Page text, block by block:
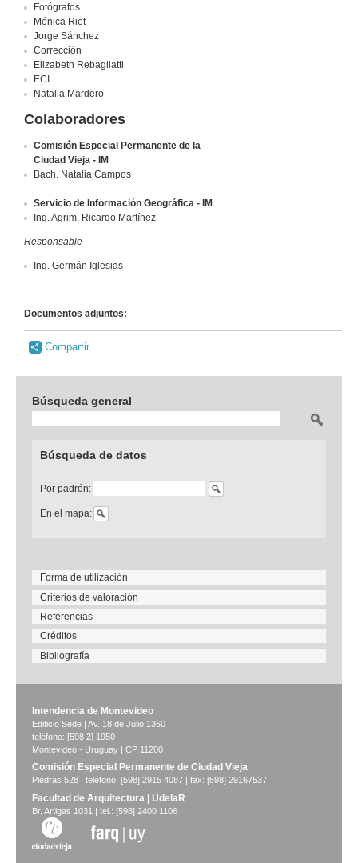
Fotógrafos
Mónica Riet
Jorge Sánchez
Corrección
Elizabeth Rebagliatti
ECI
Natalia Mardero
Colaboradores
Comisión Especial Permanente de la
Ciudad Vieja - IM
Bach. Natalia Campos
Servicio de Información Geográfica - IM
Ing. Agrim. Ricardo Martínez
Responsable
Ing. Germán Iglesias
Documentos adjuntos:
Compartir
Búsqueda general
Búsqueda de datos
Por padrón:
En el mapa:
Forma de utilización
Criterios de valoración
Referencias
Créditos
Bibliografía
Intendencia de Montevideo
Edificio Sede | Av. 18 de Julio 1360
teléfono: [598 2] 1950
Montevideo - Uruguay | CP 11200
Comisión Especial Permanente de Ciudad Vieja
Piedras 528 | teléfono: [598] 2915 4087 | fax: [598] 29167537
Facultad de Arquitectura | UdelaR
Br. Artigas 1031 | tel.: [598] 2400 1106